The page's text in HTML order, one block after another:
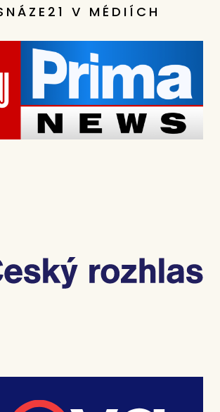
V MÉDIÍCH